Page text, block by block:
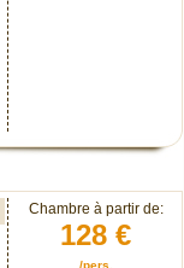
Chambre à partir de:
128 €
/pers.